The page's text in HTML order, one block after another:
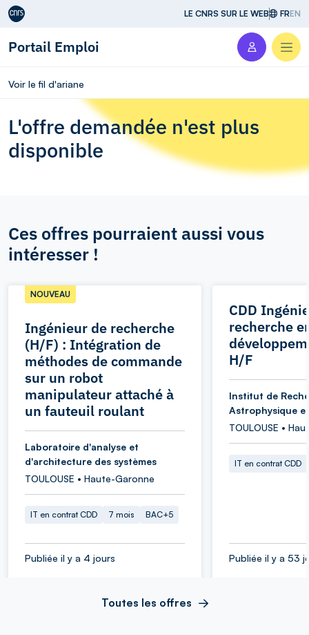
Aller au contenu LE CNRS SUR LE WEB FREN
Portail Emploi
Voir le fil d'ariane
L'offre demandée n'est plus
disponible
Ces offres pourraient aussi vous
intéresser !
Ingénieur de recherche
(H/F) : Intégration de
méthodes de commande
sur un robot
manipulateur attaché à
un fauteuil roulant
NOUVEAU
Laboratoire d'analyse et
d'architecture des systèmes
TOULOUSE • Haute-Garonne
IT en contrat CDD 7 mois BAC+5
Publiée il y a 4 jours
CDD
recherche
H/F
Institut de
Astrophysique
TOULOUSE •
IT en contrat CDD
Publiée il y a 53
Toutes les offres